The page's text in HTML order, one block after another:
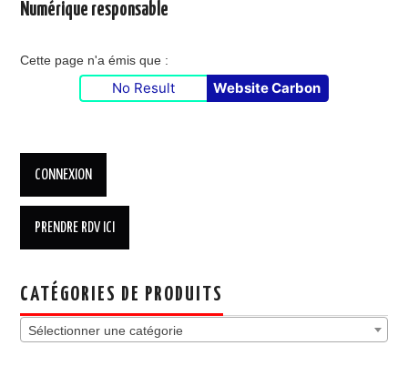
Numérique responsable
Cette page n'a émis que :
No Result Website Carbon
CATÉGORIES DE PRODUITS
Sélectionner une catégorie